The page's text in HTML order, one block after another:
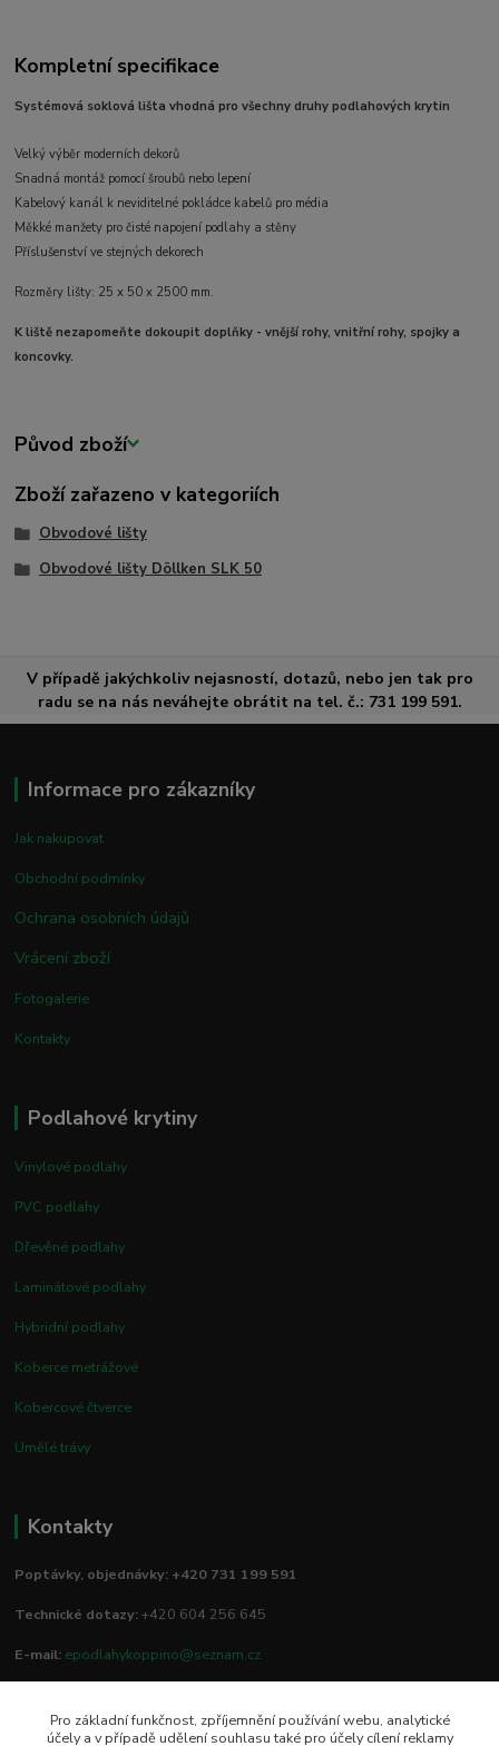
Kompletní specifikace
Systémová soklová lišta vhodná pro všechny druhy podlahových krytin
Velký výběr moderních dekorů
Snadná montáž pomocí šroubů nebo lepení
Kabelový kanál k neviditelné pokládce kabelů pro média
Měkké manžety pro čisté napojení podlahy a stěny
Příslušenství ve stejných dekorech
Rozměry lišty: 25 x 50 x 2500 mm.
K liště nezapomeňte dokoupit doplňky - vnější rohy, vnitřní rohy, spojky a
koncovky.
Původ zboží
Zboží zařazeno v kategoriích
Obvodové lišty
Obvodové lišty Döllken SLK 50
V případě jakýchkoliv nejasností, dotazů, nebo jen tak pro
radu se na nás neváhejte obrátit na tel. č.: 731 199 591.
Informace pro zákazníky
Jak nakupovat
Obchodní podmínky
Ochrana osobních údajů
Vrácení zboží
Fotogalerie
Kontakty
Podlahové krytiny
Vinylové podlahy
PVC podlahy
Dřevěné podlahy
Laminátové podlahy
Hybridní podlahy
Koberce metrážové
Kobercové čtverce
Umělé trávy
Kontakty
Poptávky, objednávky: +420 731 199 591
Technické dotazy:+420 604 256 645
E-mail: epodlahykoppino@seznam.cz
Prodejna/vzorkovna:
Pro základní funkčnost, zpříjemnění používání webu, analytické
účely a v případě udělení souhlasu také pro účely cílení reklamy